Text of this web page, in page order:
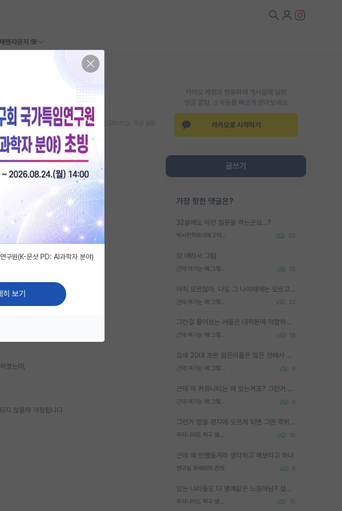
팬라운지 🌸
카카오 계정과 연동하여 게시글에 달린
댓글 알람, 소식등을 빠르게 받아보세요
카카오로 시작하기
글쓰기
가장 핫한 댓글은?
32살에도 이런 질문을 하는군요...?
박사진학하기에 2억은 괜찮은 (?) 정도의 경제력인가요 30
걍 애라서 그럼
근데 여기는 왜 그렇게 SPK를 물어보는거임? 16
아직 모르잖아. 나도 그 나이때에는 모르고 평가 받고 안심하고 싶었어.
근데 여기는 왜 그렇게 SPK를 물어보는거임? 22
그런걸 물어보는 애들은 대학원에 적합하지 않다
근데 여기는 왜 그렇게 SPK를 물어보는거임? 18
요새 20대 초반 젊은이들은 많은 것에서 가성비를 따지더라고요. 내가 이 정도 인풋을 넣었을 때 그만큼 아웃풋이 나올 것인가? 사실 아웃풋이 인풋 대비 리니어하게 나오지 않는 영역을 시도하기 싫어한다는 느낌입니다.
근데 여기는 왜 그렇게 SPK를 물어보는거임? 9
근데 이 커뮤니티는 왜 있는거죠? 그런거 쉽게 물어볼수있어서 있는거 아닌가요? 그렇게 보기 싫으면 커뮤니티도 하지마시지 그러면
근데 여기는 왜 그렇게 SPK를 물어보는거임? 8
그런거 받을 경지에 오르게 되면 그딴 학위명이 필요없음
우리나라도 학구 열풍보면 Higher Doctorate 학위가 필요하다고 봅니다. 10
근데 왜 안했을거라 생각하고 해보라고 하냐
연구실 후배와의 관계 9
있는 나라들도 다 명예같은 느낌아님? 설마 박사끼리 등급나눠서 학위수여하자 같은 헛소리는 아니지? ㅋㅋ
우리나라도 학구 열풍보면 Higher Doctorate 학위가 필요하다고 봅니다. 10
스크랩
였는데,
지 않을까 걱정됩니다
구원(K-문샷 PD: AI과학자 분야)
히 보기